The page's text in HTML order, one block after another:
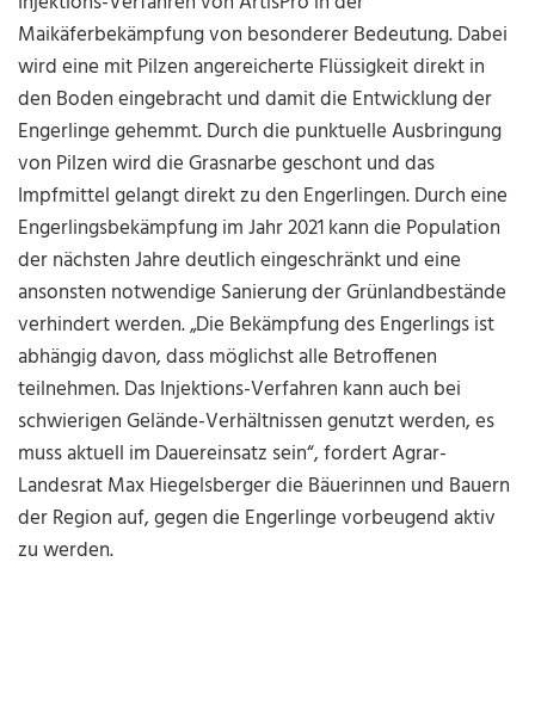
Maikäferbekämpfung von besonderer Bedeutung. Dabei
wird eine mit Pilzen angereicherte Flüssigkeit direkt in
den Boden eingebracht und damit die Entwicklung der
Engerlinge gehemmt. Durch die punktuelle Ausbringung
von Pilzen wird die Grasnarbe geschont und das
Impfmittel gelangt direkt zu den Engerlingen. Durch eine
Engerlingsbekämpfung im Jahr 2021 kann die Population
der nächsten Jahre deutlich eingeschränkt und eine
ansonsten notwendige Sanierung der Grünlandbestände
verhindert werden. „Die Bekämpfung des Engerlings ist
abhängig davon, dass möglichst alle Betroffenen
teilnehmen. Das Injektions-Verfahren kann auch bei
schwierigen Gelände-Verhältnissen genutzt werden, es
muss aktuell im Dauereinsatz sein“, fordert Agrar-
Landesrat Max Hiegelsberger die Bäuerinnen und Bauern
der Region auf, gegen die Engerlinge vorbeugend aktiv
zu werden.